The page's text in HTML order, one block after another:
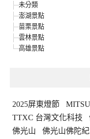
未分類
澎湖景點
苗栗景點
雲林景點
高雄景點
2025屏東燈節
TTXC 台灣文化科技
佛光山
佛光山佛陀